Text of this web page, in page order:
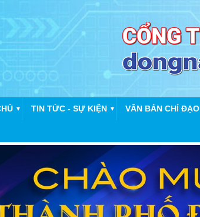
▼ TIN TỨC - SỰ KIỆN ▼ VĂN BẢN CHỈ